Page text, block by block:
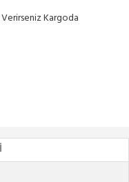
Kargoda